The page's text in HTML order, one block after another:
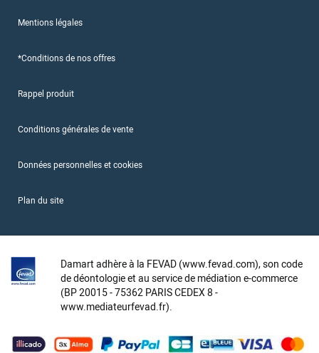
Mentions légales
*Conditions de nos offres
Rappel produit
Conditions générales de vente
Données personnelles et cookies
Plan du site
Damart adhère à la FEVAD (www.fevad.com), son code
de déontologie et au service de médiation e-commerce
(BP 20015 - 75362 PARIS CEDEX 8 -
www.mediateurfevad.fr).